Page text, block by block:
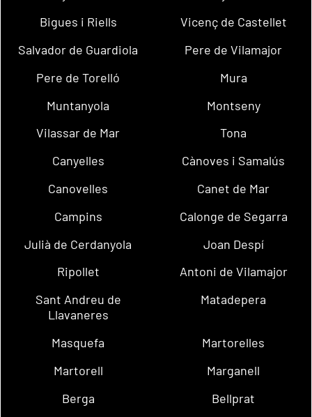
Bigues i Riells
Vicenç de Castellet
Salvador de Guardiola
Pere de Vilamajor
Pere de Torelló
Mura
Muntanyola
Montseny
Vilassar de Mar
Tona
Canyelles
Cànoves i Samalús
Canovelles
Canet de Mar
Campins
Calonge de Segarra
Julià de Cerdanyola
Joan Despí
Ripollet
Antoni de Vilamajor
Sant Andreu de
Llavaneres
Matadepera
Masquefa
Martorelles
Martorell
Marganell
Berga
Bellprat